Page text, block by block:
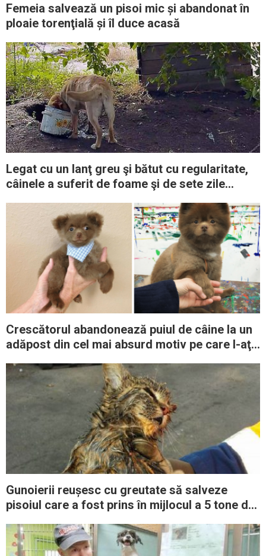
Femeia salvează un pisoi mic și abandonat în
ploaie torenţială și îl duce acasă
Legat cu un lanţ greu şi bătut cu regularitate,
câinele a suferit de foame şi de sete zile
Crescătorul abandonează puiul de câine la un
adăpost din cel mai absurd motiv pe care l-aţi
Gunoierii reușesc cu greutate să salveze
pisoiul care a fost prins în mijlocul a 5 tone de